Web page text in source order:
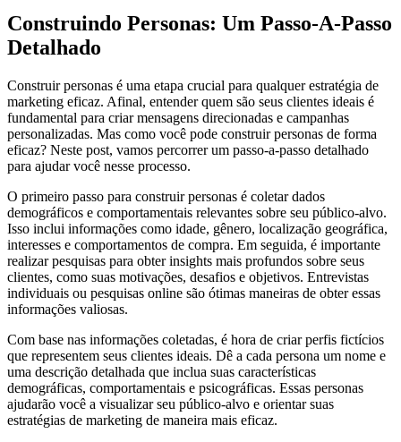
Construindo Personas: Um Passo-A-Passo
Detalhado
Construir personas é uma etapa crucial para qualquer estratégia de
marketing eficaz. Afinal, entender quem são seus clientes ideais é
fundamental para criar mensagens direcionadas e campanhas
personalizadas. Mas como você pode construir personas de forma
eficaz? Neste post, vamos percorrer um passo-a-passo detalhado
para ajudar você nesse processo.
O primeiro passo para construir personas é coletar dados
demográficos e comportamentais relevantes sobre seu público-alvo.
Isso inclui informações como idade, gênero, localização geográfica,
interesses e comportamentos de compra. Em seguida, é importante
realizar pesquisas para obter insights mais profundos sobre seus
clientes, como suas motivações, desafios e objetivos. Entrevistas
individuais ou pesquisas online são ótimas maneiras de obter essas
informações valiosas.
Com base nas informações coletadas, é hora de criar perfis fictícios
que representem seus clientes ideais. Dê a cada persona um nome e
uma descrição detalhada que inclua suas características
demográficas, comportamentais e psicográficas. Essas personas
ajudarão você a visualizar seu público-alvo e orientar suas
estratégias de marketing de maneira mais eficaz.